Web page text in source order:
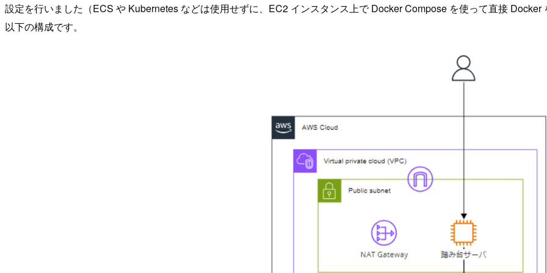
設定を行いました（ECS や Kubernetes などは使用せずに、EC2 インスタンス上で Docker Compose を使って直接 Docker
以下の構成です。